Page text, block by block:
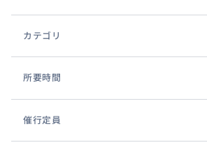
カテゴリ
所要時間
催行定員